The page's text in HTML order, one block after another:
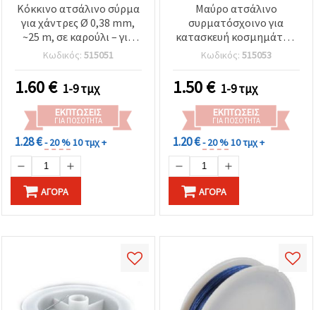
Κόκκινο ατσάλινο σύρμα
για χάντρες Ø 0,38 mm,
~25 m, σε καρούλι – για
κατασκευή κοσμημάτων
& διακόσμηση
Κωδικός: 515051
1.60€ 1-9 τμχ
ΕΚΠΤΏΣΕΙΣ
ΓΙΑ ΠΟΣΌΤΗΤΑ
1.28 €- 20 %10 τμχ +
ΑΓΟΡΆ
Μαύρο ατσάλινο
συρματόσχοινο για
κατασκευή κοσμημάτων
DIY, 0,30 mm, ~23 μέτρα
Κωδικός: 515053
1.50€ 1-9 τμχ
ΕΚΠΤΏΣΕΙΣ
ΓΙΑ ΠΟΣΌΤΗΤΑ
1.20 €- 20 %10 τμχ +
ΑΓΟΡΆ